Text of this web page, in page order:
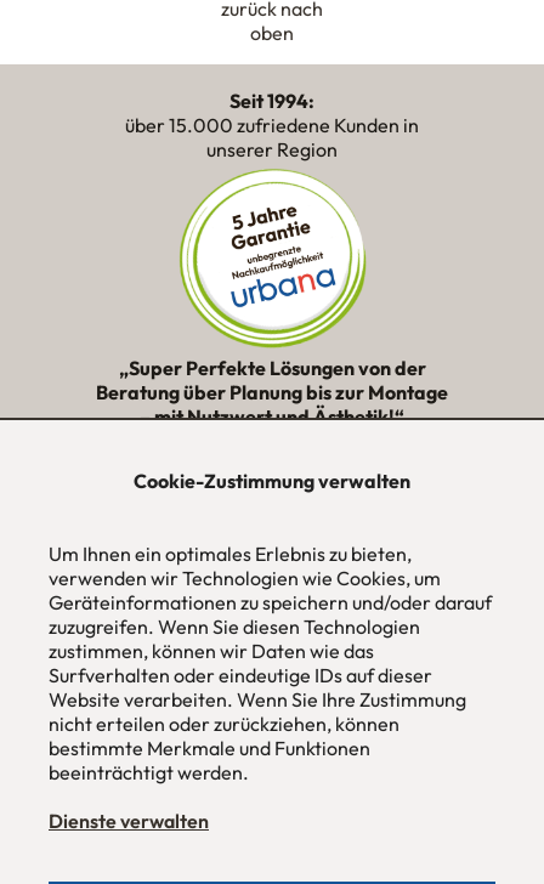
Cookie-Zustimmung verwalten
Um Ihnen ein optimales Erlebnis zu bieten,
verwenden wir Technologien wie Cookies, um
Geräteinformationen zu speichern und/oder darauf
zuzugreifen. Wenn Sie diesen Technologien
zustimmen, können wir Daten wie das
Surfverhalten oder eindeutige IDs auf dieser
Website verarbeiten. Wenn Sie Ihre Zustimmung
nicht erteilen oder zurückziehen, können
bestimmte Merkmale und Funktionen
beeinträchtigt werden.
Dienste verwalten
zurück nach
oben
Seit 1994:
über 15.000 zufriedene Kunden in
unserer Region
„Super Perfekte Lösungen von der
Beratung über Planung bis zur Montage
– mit Nutzwert und Ästhetik!“
Individuelles Wohndesign
ohne Mehrpreis nach Maß
Hans Pinsel-Str. 1
im DreierHaus
85540Haar / München
089 / 420 44 535
Fax
089 / 456 00 646
E-Mail
mail@urbana-moebel.de
Öffnungszeiten des
Montag bis Freitag 09:30 — 18:30 Uhr
Samstag 09:30 -16:00 Uhr